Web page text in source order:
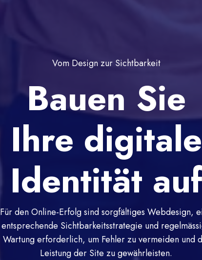
Vom Design zur Sichtbarkeit
Bauen Sie
Ihre digitale
Identität auf
Für den Online-Erfolg sind sorgfältiges Webdesign,
entsprechende Sichtbarkeitsstrategie und
Wartung erforderlich, um Fehler zu vermeiden und
Leistung der Site zu gewährleisten.